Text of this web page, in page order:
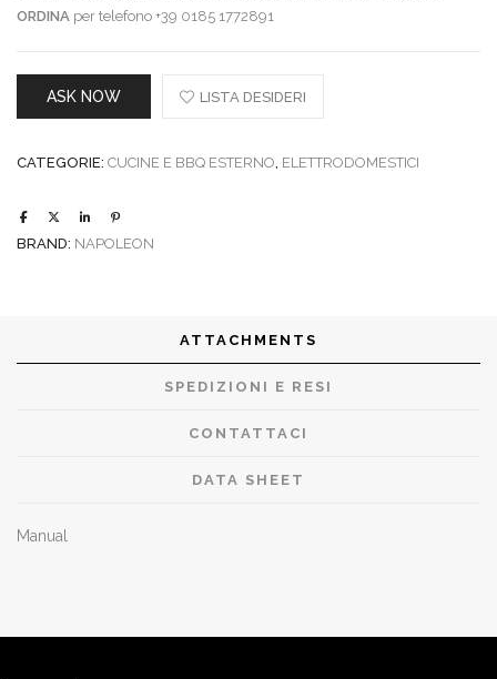
ORDINA per telefono +39 0185 1772891
ASK NOW LISTA DESIDERI
CATEGORIE: CUCINE E BBQ ESTERNO, ELETTRODOMESTICI
BRAND: NAPOLEON
ATTACHMENTS
SPEDIZIONI E RESI
CONTATTACI
DATA SHEET
Manual